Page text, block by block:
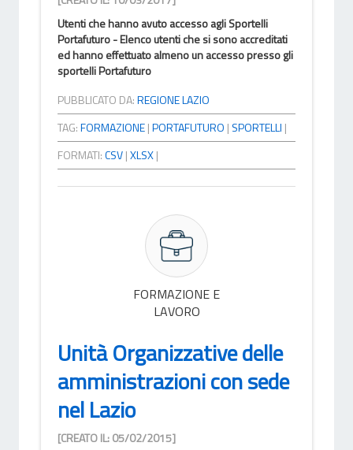
Utenti che hanno avuto accesso agli Sportelli
Portafuturo - Elenco utenti che si sono accreditati
ed hanno effettuato almeno un accesso presso gli
sportelli Portafuturo
PUBBLICATO DA:REGIONE LAZIO
TAG:FORMAZIONE|PORTAFUTURO | SPORTELLI |
FORMATI:CSV|XLSX|
FORMAZIONE E
LAVORO
Unità Organizzative delle
amministrazioni con sede
nel Lazio
[CREATO IL: 05/02/2015]